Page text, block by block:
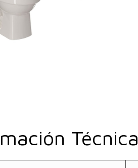
Técnica